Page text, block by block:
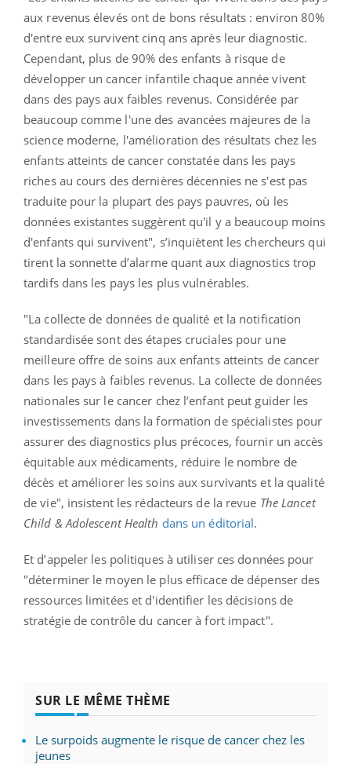
aux revenus élevés ont de bons résultats : environ 80%
d'entre eux survivent cinq ans après leur diagnostic.
Cependant, plus de 90% des enfants à risque de
développer un cancer infantile chaque année vivent
dans des pays aux faibles revenus. Considérée par
beaucoup comme l'une des avancées majeures de la
science moderne, l'amélioration des résultats chez les
enfants atteints de cancer constatée dans les pays
riches au cours des dernières décennies ne s'est pas
traduite pour la plupart des pays pauvres, où les
données existantes suggèrent qu'il y a beaucoup moins
d'enfants qui survivent", s’inquiètent les chercheurs qui
tirent la sonnette d’alarme quant aux diagnostics trop
tardifs dans les pays les plus vulnérables.
"La collecte de données de qualité et la notification
standardisée sont des étapes cruciales pour une
meilleure offre de soins aux enfants atteints de cancer
dans les pays à faibles revenus. La collecte de données
nationales sur le cancer chez l’enfant peut guider les
investissements dans la formation de spécialistes pour
assurer des diagnostics plus précoces, fournir un accès
équitable aux médicaments, réduire le nombre de
décès et améliorer les soins aux survivants et la qualité
de vie", insistent les rédacteurs de la revue The Lancet
Child & Adolescent Health dans un éditorial.
Et d’appeler les politiques à utiliser ces données pour
"déterminer le moyen le plus efficace de dépenser des
ressources limitées et d'identifier les décisions de
stratégie de contrôle du cancer à fort impact".
SUR LE MÊME THÈME
Le surpoids augmente le risque de cancer chez les
jeunes